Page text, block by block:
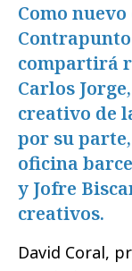
Como
compartirá
Carlos
creativo de
por su
oficina
y Jofre
creativos.
David Coral,